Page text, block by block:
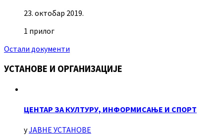
23. октобар 2019.
1 прилог
Остали документи
УСТАНОВЕ И ОРГАНИЗАЦИЈЕ
ЦЕНТАР ЗА КУЛТУРУ, ИНФОРМИСАЊЕ И СПОРТ
уЈАВНЕ УСТАНОВЕ